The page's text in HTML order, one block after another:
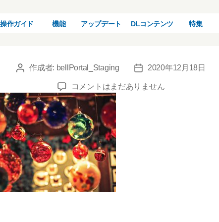
操作ガイド 機能 アップデート DLコンテンツ 特集
73371_s (1)
投
者
作成者: bellPortal_Staging
投
日
2020年12月18日
73371_s
(1)
へ
の
コメントはまだありません